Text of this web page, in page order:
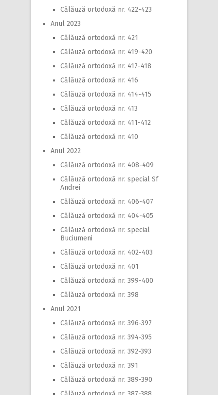
Călăuză ortodoxă nr. 422-423
Anul 2023
Călăuză ortodoxă nr. 421
Călăuză ortodoxă nr. 419-420
Călăuză ortodoxă nr. 417-418
Călăuză ortodoxă nr. 416
Călăuză ortodoxă nr. 414-415
Călăuză ortodoxă nr. 413
Călăuză ortodoxă nr. 411-412
Călăuză ortodoxă nr. 410
Anul 2022
Călăuză ortodoxă nr. 408-409
Călăuză ortodoxă nr. special Sf
Andrei
Călăuză ortodoxă nr. 406-407
Călăuză ortodoxă nr. 404-405
Călăuză ortodoxă nr. special
Buciumeni
Călăuză ortodoxă nr. 402-403
Călăuză ortodoxă nr. 401
Călăuză ortodoxă nr. 399-400
Călăuză ortodoxă nr. 398
Anul 2021
Călăuză ortodoxă nr. 396-397
Călăuză ortodoxă nr. 394-395
Călăuză ortodoxă nr. 392-393
Călăuză ortodoxă nr. 391
Călăuză ortodoxă nr. 389-390